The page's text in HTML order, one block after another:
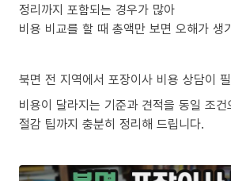
정리까지 포함되는 경우가 많아
비용 비교를 할 때 총액만 보면 오해가 생
북면 전 지역에서 포장이사 비용 상담이
비용이 달라지는 기준과 견적을 동일 조
절감 팁까지 충분히 정리해 드립니다.